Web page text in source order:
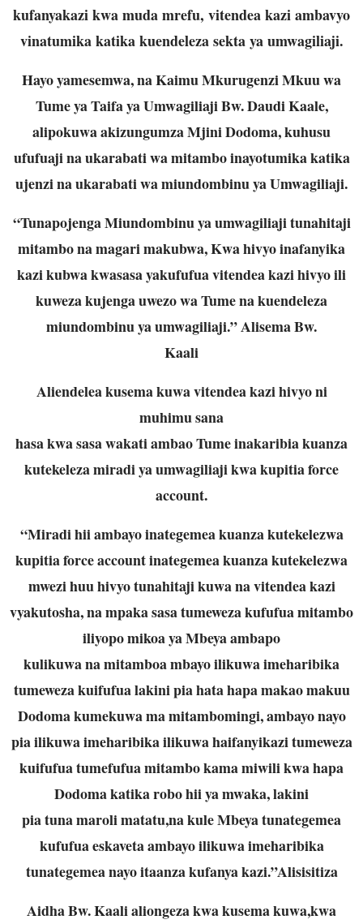
kufanyakazi kwa muda mrefu, vitendea kazi ambavyo
vinatumika katika kuendeleza sekta ya umwagiliaji.
Hayo yamesemwa, na Kaimu Mkurugenzi Mkuu wa
Tume ya Taifa ya Umwagiliaji Bw. Daudi Kaale,
alipokuwa akizungumza Mjini Dodoma, kuhusu
ufufuaji na ukarabati wa mitambo inayotumika katika
ujenzi na ukarabati wa miundombinu ya Umwagiliaji.
“Tunapojenga Miundombinu ya umwagiliaji tunahitaji
mitambo na magari makubwa, Kwa hivyo inafanyika
kazi kubwa kwasasa yakufufua vitendea kazi hivyo ili
kuweza kujenga uwezo wa Tume na kuendeleza
miundombinu ya umwagiliaji.” Alisema Bw.
Kaali
Aliendelea kusema kuwa vitendea kazi hivyo ni
muhimu sana
hasa kwa sasa wakati ambao Tume inakaribia kuanza
kutekeleza miradi ya umwagiliaji kwa kupitia force
account.
“Miradi hii ambayo inategemea kuanza kutekelezwa
kupitia force account inategemea kuanza kutekelezwa
mwezi huu hivyo tunahitaji kuwa na vitendea kazi
vyakutosha, na mpaka sasa tumeweza kufufua mitambo
iliyopo mikoa ya Mbeya ambapo
kulikuwa na mitamboa mbayo ilikuwa imeharibika
tumeweza kuifufua lakini pia hata hapa makao makuu
Dodoma kumekuwa ma mitambomingi, ambayo nayo
pia ilikuwa imeharibika ilikuwa haifanyikazi tumeweza
kuifufua tumefufua mitambo kama miwili kwa hapa
Dodoma katika robo hii ya mwaka, lakini
pia tuna maroli matatu,na kule Mbeya tunategemea
kufufua eskaveta ambayo ilikuwa imeharibika
tunategemea nayo itaanza kufanya kazi.”Alisisitiza
Aidha Bw. Kaali aliongeza kwa kusema kuwa,kwa